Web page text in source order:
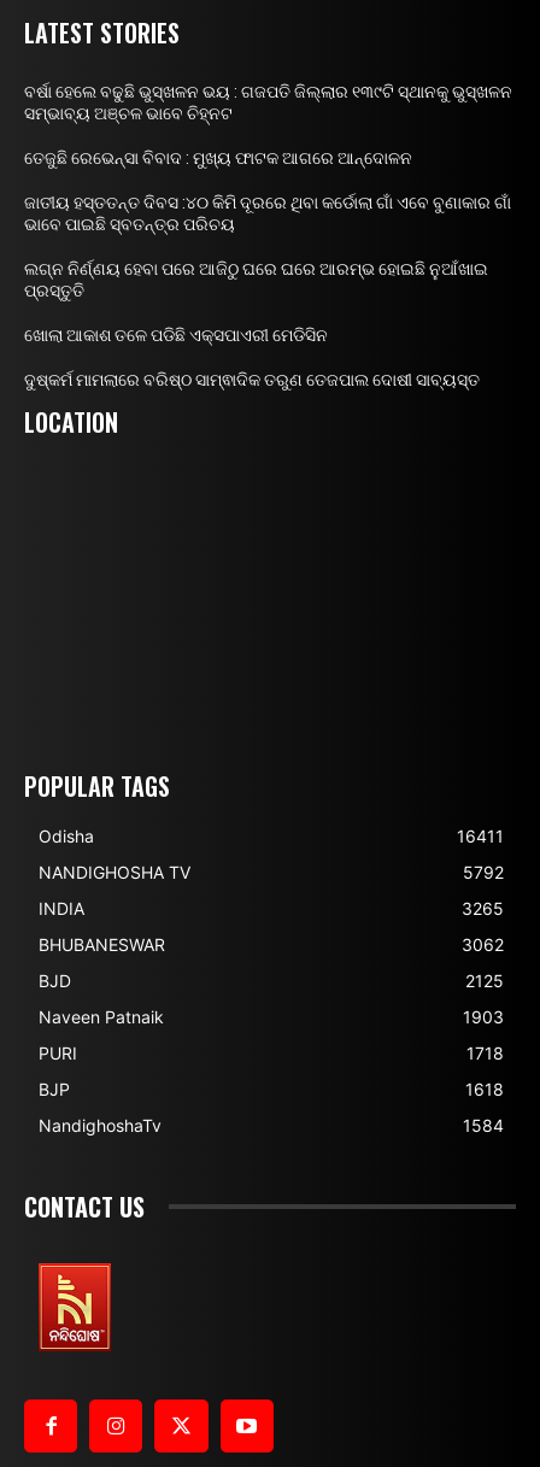
LATEST STORIES
ବର୍ଷା ହେଲେ ବଢୁଛି ଭୁସ୍ଖଳନ ଭୟ : ଗଜପତି ଜିଲ୍ଲାର ୧୩୯ଟି ସ୍ଥାନକୁ ଭୁସ୍ଖଳନ
ସମ୍ଭାବ୍ୟ ଅଞ୍ଚଳ ଭାବେ ଚିହ୍ନଟ
ତେଜୁଛି ରେଭେନ୍ସା ବିବାଦ : ମୁଖ୍ୟ ଫାଟକ ଆଗରେ ଆନ୍ଦୋଳନ
ଜାତୀୟ ହସ୍ତତନ୍ତ ଦିବସ :୪୦ କିମି ଦୂରରେ ଥିବା କର୍ଡୋଲା ଗାଁ ଏବେ ବୁଣାକାର ଗାଁ
ଭାବେ ପାଇଛି ସ୍ବତନ୍ତ୍ର ପରିଚୟ
ଲଗ୍ନ ନିର୍ଣ୍ଣୟ ହେବା ପରେ ଆଜିଠୁ ଘରେ ଘରେ ଆରମ୍ଭ ହୋଇଛି ନୁଆଁଖାଇ
ପ୍ରସ୍ତୁତି
ଖୋଲା ଆକାଶ ତଳେ ପଡିଛି ଏକ୍ସପାଏରୀ ମେଡିସିନ
ଦୁଷ୍କର୍ମ ମାମଲାରେ ବରିଷ୍ଠ ସାମ୍ଵାଦିକ ତରୁଣ ତେଜପାଲ ଦୋଷୀ ସାବ୍ୟସ୍ତ
LOCATION
POPULAR TAGS
Odisha
16411
NANDIGHOSHA TV
5792
INDIA
3265
BHUBANESWAR
3062
BJD
2125
Naveen Patnaik
1903
PURI
1718
BJP
1618
NandighoshaTv
1584
CONTACT US